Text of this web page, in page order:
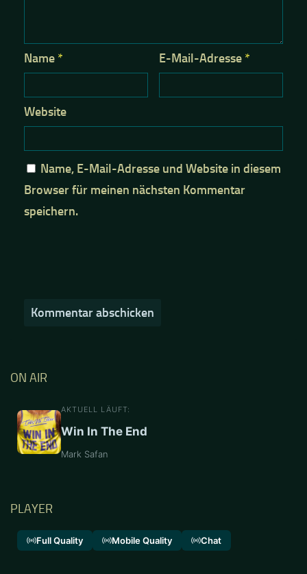
Name * E-Mail-Adresse *
Website
Name, E-Mail-Adresse und Website in diesem
Browser für meinen nächsten Kommentar
speichern.
ON AIR
AKTUELL LÄUFT:
Win In The End
Mark Safan
PLAYER
Full Quality Mobile Quality Chat